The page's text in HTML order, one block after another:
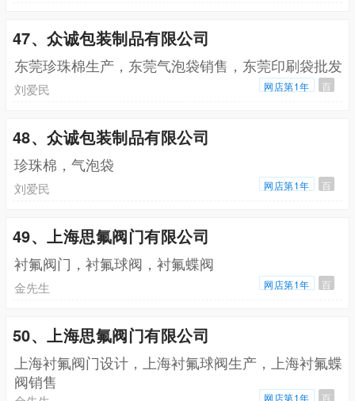
47、众诚包装制品有限公司
东莞珍珠棉生产，东莞气泡袋销售，东莞印刷袋批发
刘爱民 网店第1年 百
48、众诚包装制品有限公司
珍珠棉，气泡袋
刘爱民 网店第1年 百
49、上海思氟阀门有限公司
衬氟阀门，衬氟球阀，衬氟蝶阀
金先生 网店第1年 百
50、上海思氟阀门有限公司
上海衬氟阀门设计，上海衬氟球阀生产，上海衬氟蝶
阀销售
网店第1年 百